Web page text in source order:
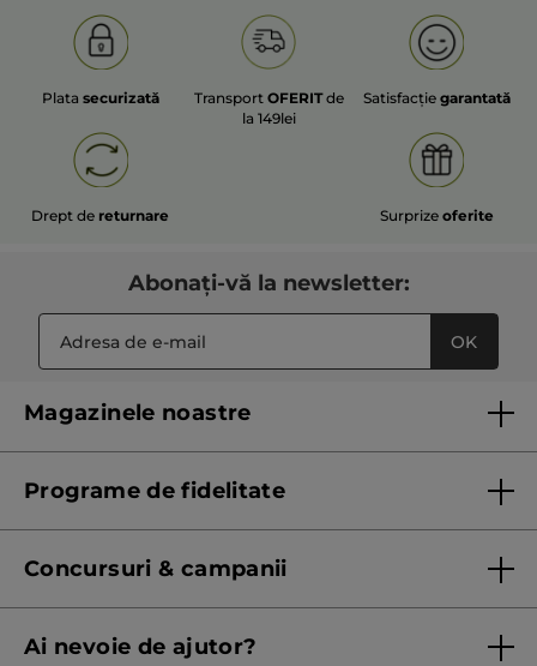
Plata securizată Transport OFERITde
la 149lei
Satisfacțiegarantată
Drept de returnare Surprize oferite
Abonați-vă la newsletter:
OK
Magazinele noastre
Programe de fidelitate
Concursuri & campanii
Listă prețuri standard
Ai nevoie de ajutor?